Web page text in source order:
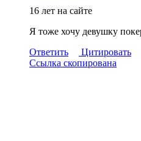
16 лет на сайте
Я тоже хочу девушку
Ответить
Цитировать
Ссылка скопирована